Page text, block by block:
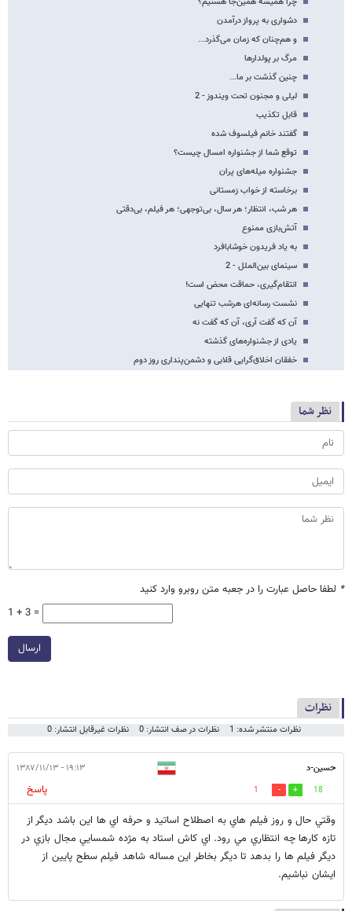
دشواری به پرواز درآمدن
و هم‌چنان که زمان می‌گذرد...
مرگ بر پولدارها
چنین گذشت بر ما...
لیلی و مجنون تحت ویندوز - 2
قابل تکذیب
گفتند خانم فیلسوف شده
توقع شما از جشنواره امسال چیست؟
جشنواره میله‌های پران
برخاسته از خواب زمستانی
هر شب، انتظار؛ هر سال، بی‌توجهی؛ هر فیلم، بی‌دقتی
آتش‌بازی ممنوع
به یاد فریدون خوشابافرد
سینمای بین‌الملل - 2
انتقام‌گیری، حماقت محض است!
نشست رسانه‌ای هرشب تنهایی
آن که گفت آری، آن که گفت نه
یادی از جشنواره‌های گذشته
خفقان اخلاق‌گرایی قلابی و دشمن‌پنداری روز دوم
نظر شما
* لطفا حاصل عبارت را در جعبه متن روبرو وارد کنید
1 + 3 =
ارسال
نظرات
نظرات منتشر شده: 1 نظرات در صف انتشار: 0 نظرات غیرقابل انتشار: 0
حسين-د ۱۹:۱۳ - ۱۳۸۷/۱۱/۱۳
18
1
پاسخ
وقتي حال و روز فيلم هاي به اصطلاح اساتيد و حرفه اي ها اين باشد ديگر از
تازه كارها چه انتظاري مي رود. اي كاش استاد به مژده شمسايي مجال بازي در
ديگر فيلم ها را بدهد تا ديگر بخاطر اين مساله شاهد فيلم سطح پايين از
ايشان نباشيم.